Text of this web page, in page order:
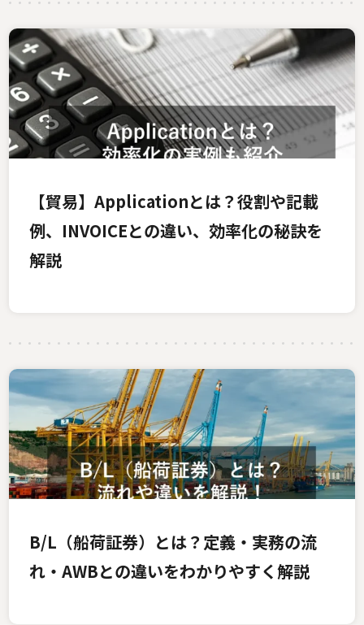
【貿易】Applicationとは？役割や記載
例、INVOICEとの違い、効率化の秘訣を
解説
B/L（船荷証券）とは？定義・実務の流
れ・AWBとの違いをわかりやすく解説